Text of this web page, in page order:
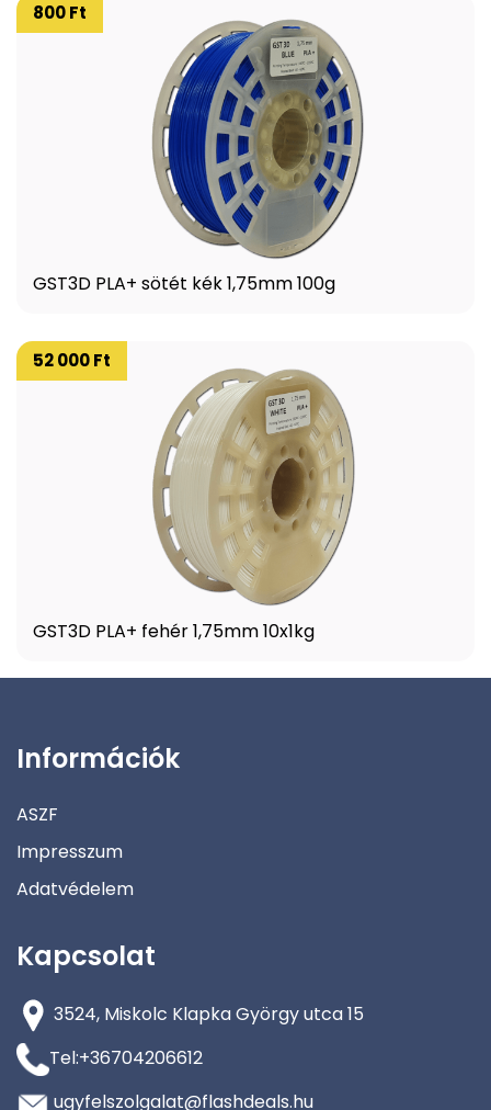
GST3D PLA+ sötét kék 1,75mm 100g
800 Ft
GST3D PLA+ fehér 1,75mm 10x1kg
52 000 Ft
Információk
ASZF
Impresszum
Adatvédelem
Kapcsolat
3524, Miskolc Klapka György utca 15
Tel:+36704206612
ugyfelszolgalat@flashdeals.hu